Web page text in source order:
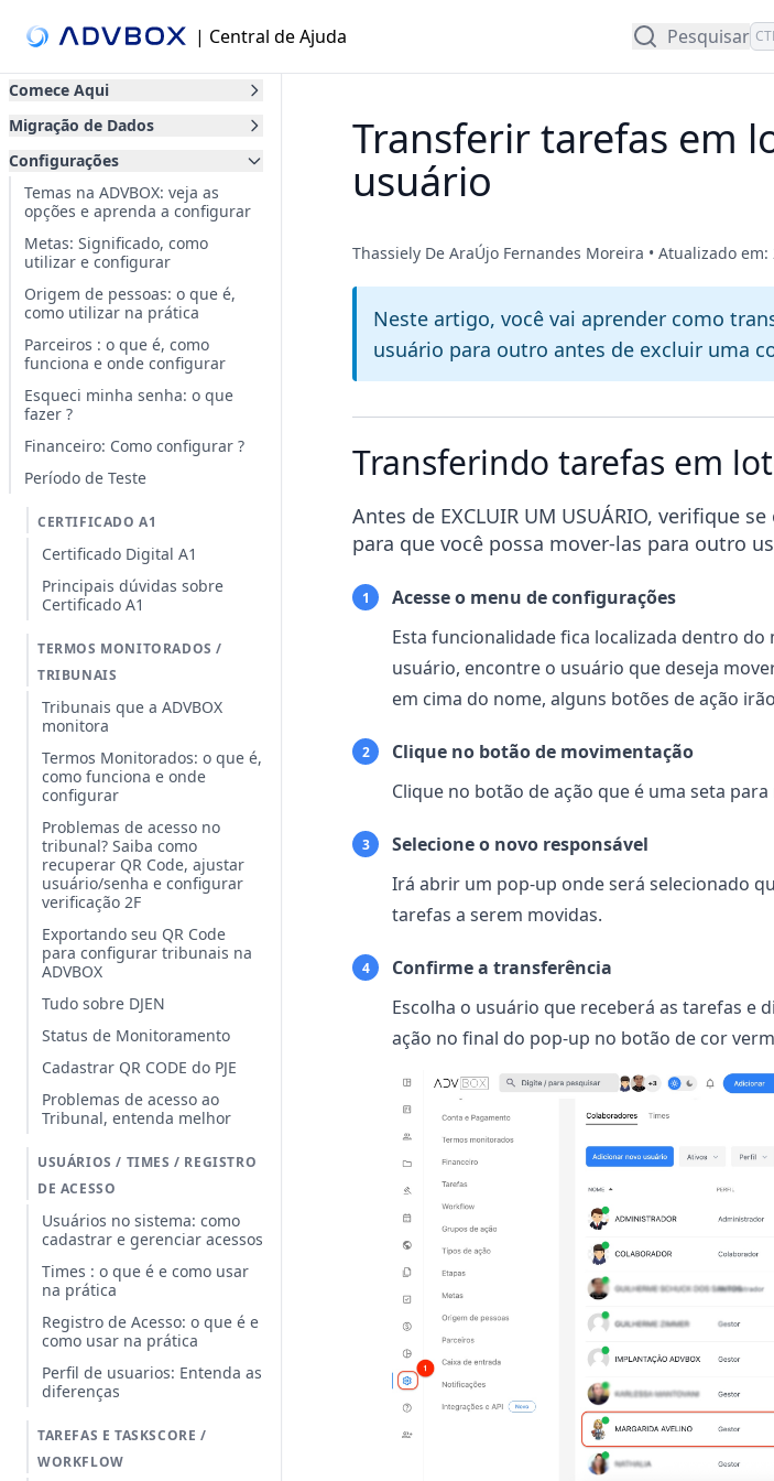
| Central de Ajuda Pesquisar
Comece Aqui
Migração de Dados
Configurações
Temas na ADVBOX: veja as
opções e aprenda a configurar
Metas: Significado, como
utilizar e configurar
Origem de pessoas: o que é,
como utilizar na prática
Parceiros : o que é, como
funciona e onde configurar
Esqueci minha senha: o que
fazer ?
Financeiro: Como configurar ?
Período de Teste
CERTIFICADO A1
Certificado Digital A1
Principais dúvidas sobre
Certificado A1
TERMOS MONITORADOS /
TRIBUNAIS
Tribunais que a ADVBOX
monitora
Termos Monitorados: o que é,
como funciona e onde
configurar
Problemas de acesso no
tribunal? Saiba como
recuperar QR Code, ajustar
usuário/senha e configurar
verificação 2F
Exportando seu QR Code
para configurar tribunais na
ADVBOX
Tudo sobre DJEN
Status de Monitoramento
Cadastrar QR CODE do PJE
Problemas de acesso ao
Tribunal, entenda melhor
USUÁRIOS / TIMES / REGISTRO
DE ACESSO
Usuários no sistema: como
cadastrar e gerenciar acessos
Times : o que é e como usar
na prática
Registro de Acesso: o que é e
como usar na prática
Perfil de usuarios: Entenda as
diferenças
TAREFAS E TASKSCORE /
WORKFLOW
Transferir tarefas em
usuário
Thassiely De AraÚjo Fernandes Moreira • Atualizado em:
Neste artigo, você vai aprender como
usuário para outro antes de excluir uma
Transferindo tarefas em
Antes de EXCLUIR UM USUÁRIO, verifique
para que você possa mover-las para outro
1
Acesse o menu de configurações
Esta funcionalidade fica localizada dentro
usuário, encontre o usuário que deseja
em cima do nome, alguns botões de ação
2
Clique no botão de movimentação
Clique no botão de ação que é uma seta
3
Selecione o novo responsável
Irá abrir um pop-up onde será selecionado
tarefas a serem movidas.
4
Confirme a transferência
Escolha o usuário que receberá as tarefas e
ação no final do pop-up no botão de cor